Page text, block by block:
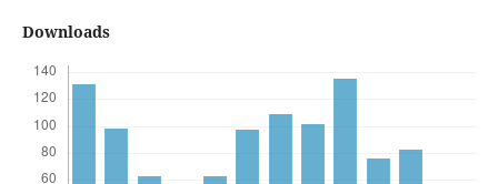
Downloads